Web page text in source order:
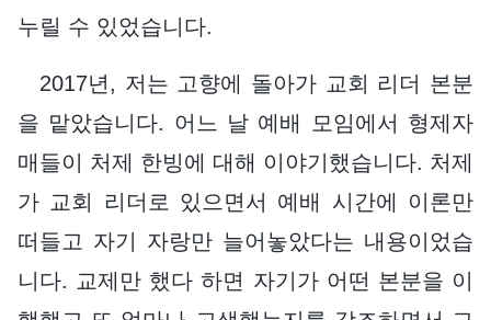
누릴 수 있었습니다.
2017년, 저는 고향에 돌아가 교회 리더 본분
을 맡았습니다. 어느 날 예배 모임에서 형제자
매들이 처제 한빙에 대해 이야기했습니다. 처제
가 교회 리더로 있으면서 예배 시간에 이론만
떠들고 자기 자랑만 늘어놓았다는 내용이었습
니다. 교제만 했다 하면 자기가 어떤 본분을 이